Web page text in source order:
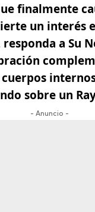
finalmente
un interés
a Su
sobre un
- Anuncio -